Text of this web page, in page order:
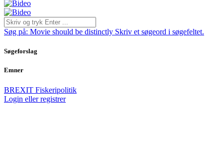
Søg på: Movie should be distinctly Skriv et søgeord i søgefeltet.
Søgeforslag
Emner
BREXIT Fiskeripolitik
Login eller registrer